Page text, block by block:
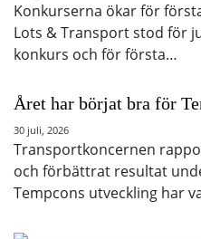
Konkurserna ökar för
Lots & Transport stod för
konkurs och för första…
Året har börjat bra för
30 juli, 2026
Transportkoncernen
och förbättrat resultat
Tempcons utveckling har